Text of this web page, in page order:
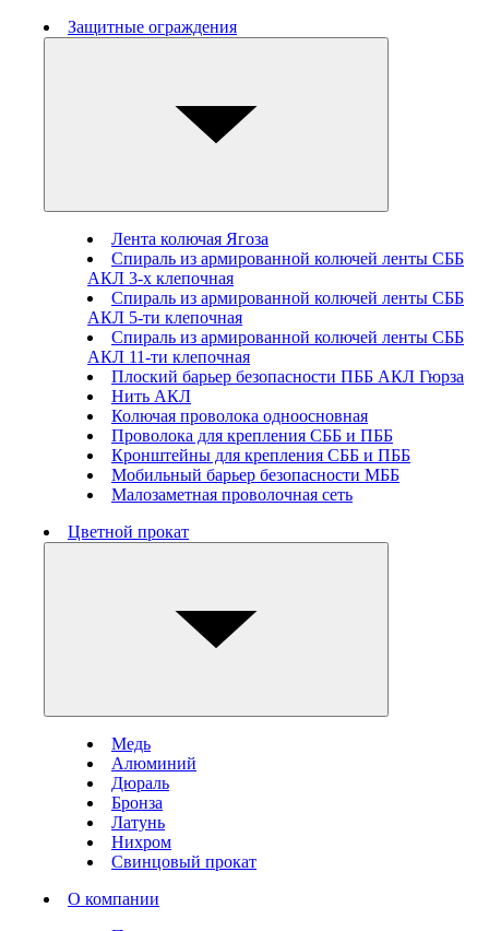
Защитные ограждения
Лента колючая Ягоза
Спираль из армированной колючей ленты СББ
АКЛ 3-х клепочная
Спираль из армированной колючей ленты СББ
АКЛ 5-ти клепочная
Спираль из армированной колючей ленты СББ
АКЛ 11-ти клепочная
Плоский барьер безопасности ПББ АКЛ Гюрза
Нить АКЛ
Колючая проволока одноосновная
Проволока для крепления СББ и ПББ
Кронштейны для крепления СББ и ПББ
Мобильный барьер безопасности МББ
Малозаметная проволочная сеть
Цветной прокат
Медь
Алюминий
Дюраль
Бронза
Латунь
Нихром
Свинцовый прокат
О компании